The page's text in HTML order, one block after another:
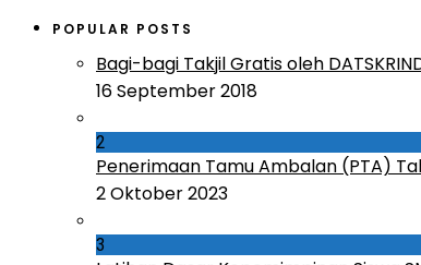
POPULAR POSTS
Bagi-bagi Takjil Gratis oleh
16 September 2018
2
Penerimaan Tamu Ambalan (PTA)
2 Oktober 2023
3